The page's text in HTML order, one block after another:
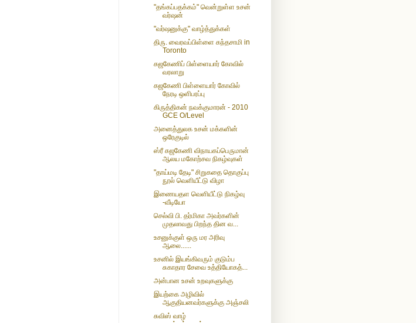
"தங்கப்பதக்கம்" வென்றுள்ள உசன்
வர்ஷன்
"வர்ஷனுக்கு" வாழ்த்துக்கள்
திரு. வைரவப்பிள்ளை கந்தசாமி in
Toronto
கஜகேணிப் பிள்ளையார் கோவில்
வரலாறு
கஜகேணி பிள்ளையார் கோவில்
நேரடி ஒளிபரப்பு
கிருத்திகன் நவக்குமாரன் - 2010
GCE O/Level
அனைத்துலக உசன் மக்களின்
ஒரேகுடில்
ஸ்ரீ கஜகேணி விநாயகப்பெருமான்
ஆலய மகோற்சவ நிகழ்வுகள்
"தாய்மடி தேடி" சிறுகதை தொகுப்பு
நூல் வெளியீட்டு விழா
இணையதள வெளியீட்டு நிகழ்வு
-வீடியோ
செல்வி பி. தர்மிகா அவர்களின்
முதலாவது பிறந்த தின வ...
உசனுக்குள் ஒரு மர அரிவு
ஆலை......
உசனில் இயங்கிவரும் குடும்ப
சுகாதார சேவை உத்தியோகத்...
அன்பான உசன் உறவுகளுக்கு
இயற்கை அழிவில்
ஆகுதியனவர்களுக்கு அஞ்சலி
சுவிஸ் வாழ்